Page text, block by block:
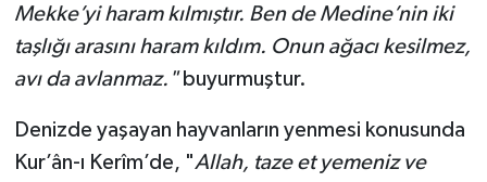
Mekke’yi haram kılmıştır. Ben de Medine’nin iki
taşlığı arasını haram kıldım. Onun ağacı kesilmez,
avı da avlanmaz."buyurmuştur.
Denizde yaşayan hayvanların yenmesi konusunda
Kur’ân-ı Kerîm’de, "Allah, taze et yemeniz ve